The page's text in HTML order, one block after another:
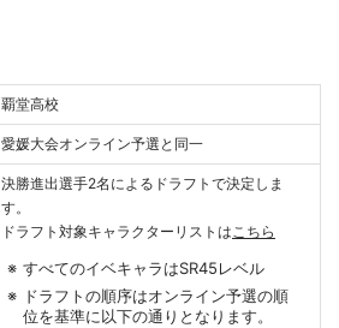
覇堂高校
愛媛大会オンライン予選と同一
決勝進出選手2名によるドラフトで決定しま
す。
ドラフト対象キャラクターリストは こちら
すべてのイベキャラはSR45レベル
ドラフトの順序はオンライン予選の順
位を基準に以下の通りとなります。